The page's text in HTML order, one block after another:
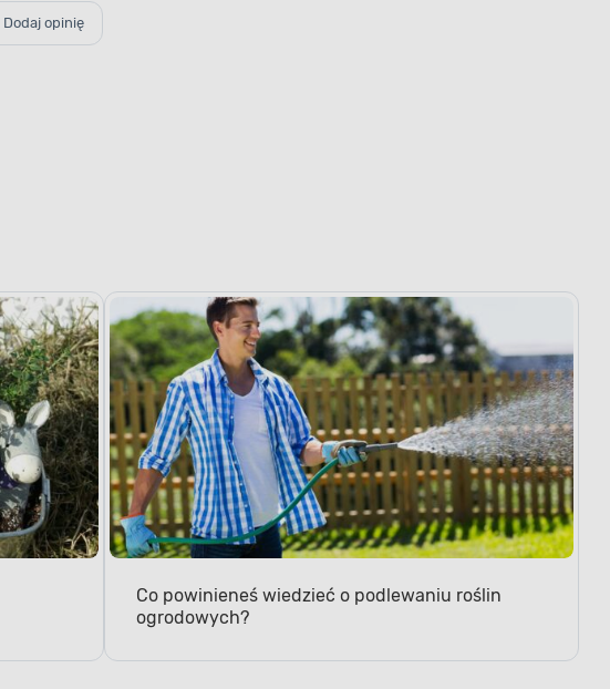
Dodaj opinię
Co powinieneś wiedzieć o podlewaniu roślin
ogrodowych?